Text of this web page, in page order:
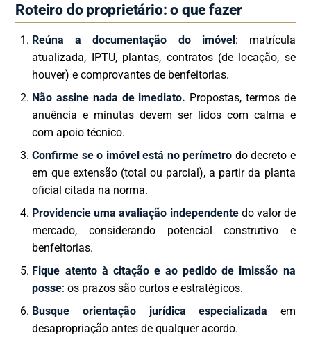
Roteiro do proprietário: o que fazer
Reúna a documentação do imóvel : matrícula
atualizada, IPTU, plantas, contratos (de locação, se
houver) e comprovantes de benfeitorias.
Não assine nada de imediato. Propostas, termos de
anuência e minutas devem ser lidos com calma e
com apoio técnico.
Confirme se o imóvel está no perímetro do decreto e
em que extensão (total ou parcial), a partir da planta
oficial citada na norma.
Providencie uma avaliação independentedo valor de
mercado, considerando potencial construtivo e
benfeitorias.
Fique atento à citação e ao pedido de imissão na
posse: os prazos são curtos e estratégicos.
Busque orientação jurídica especializada em
desapropriação antes de qualquer acordo.